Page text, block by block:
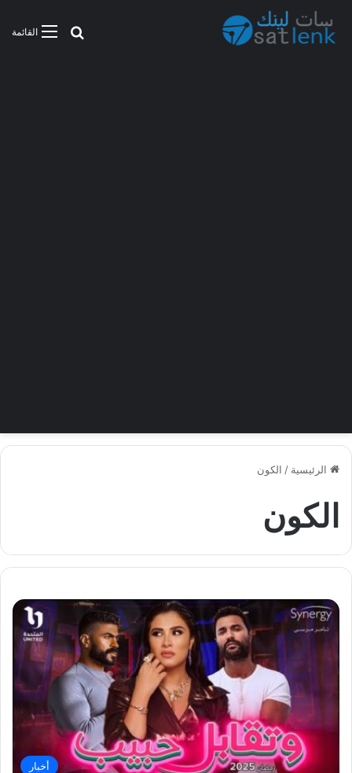
القائمةبحث عن
الرئيسية / الكون
الكون
أخبار